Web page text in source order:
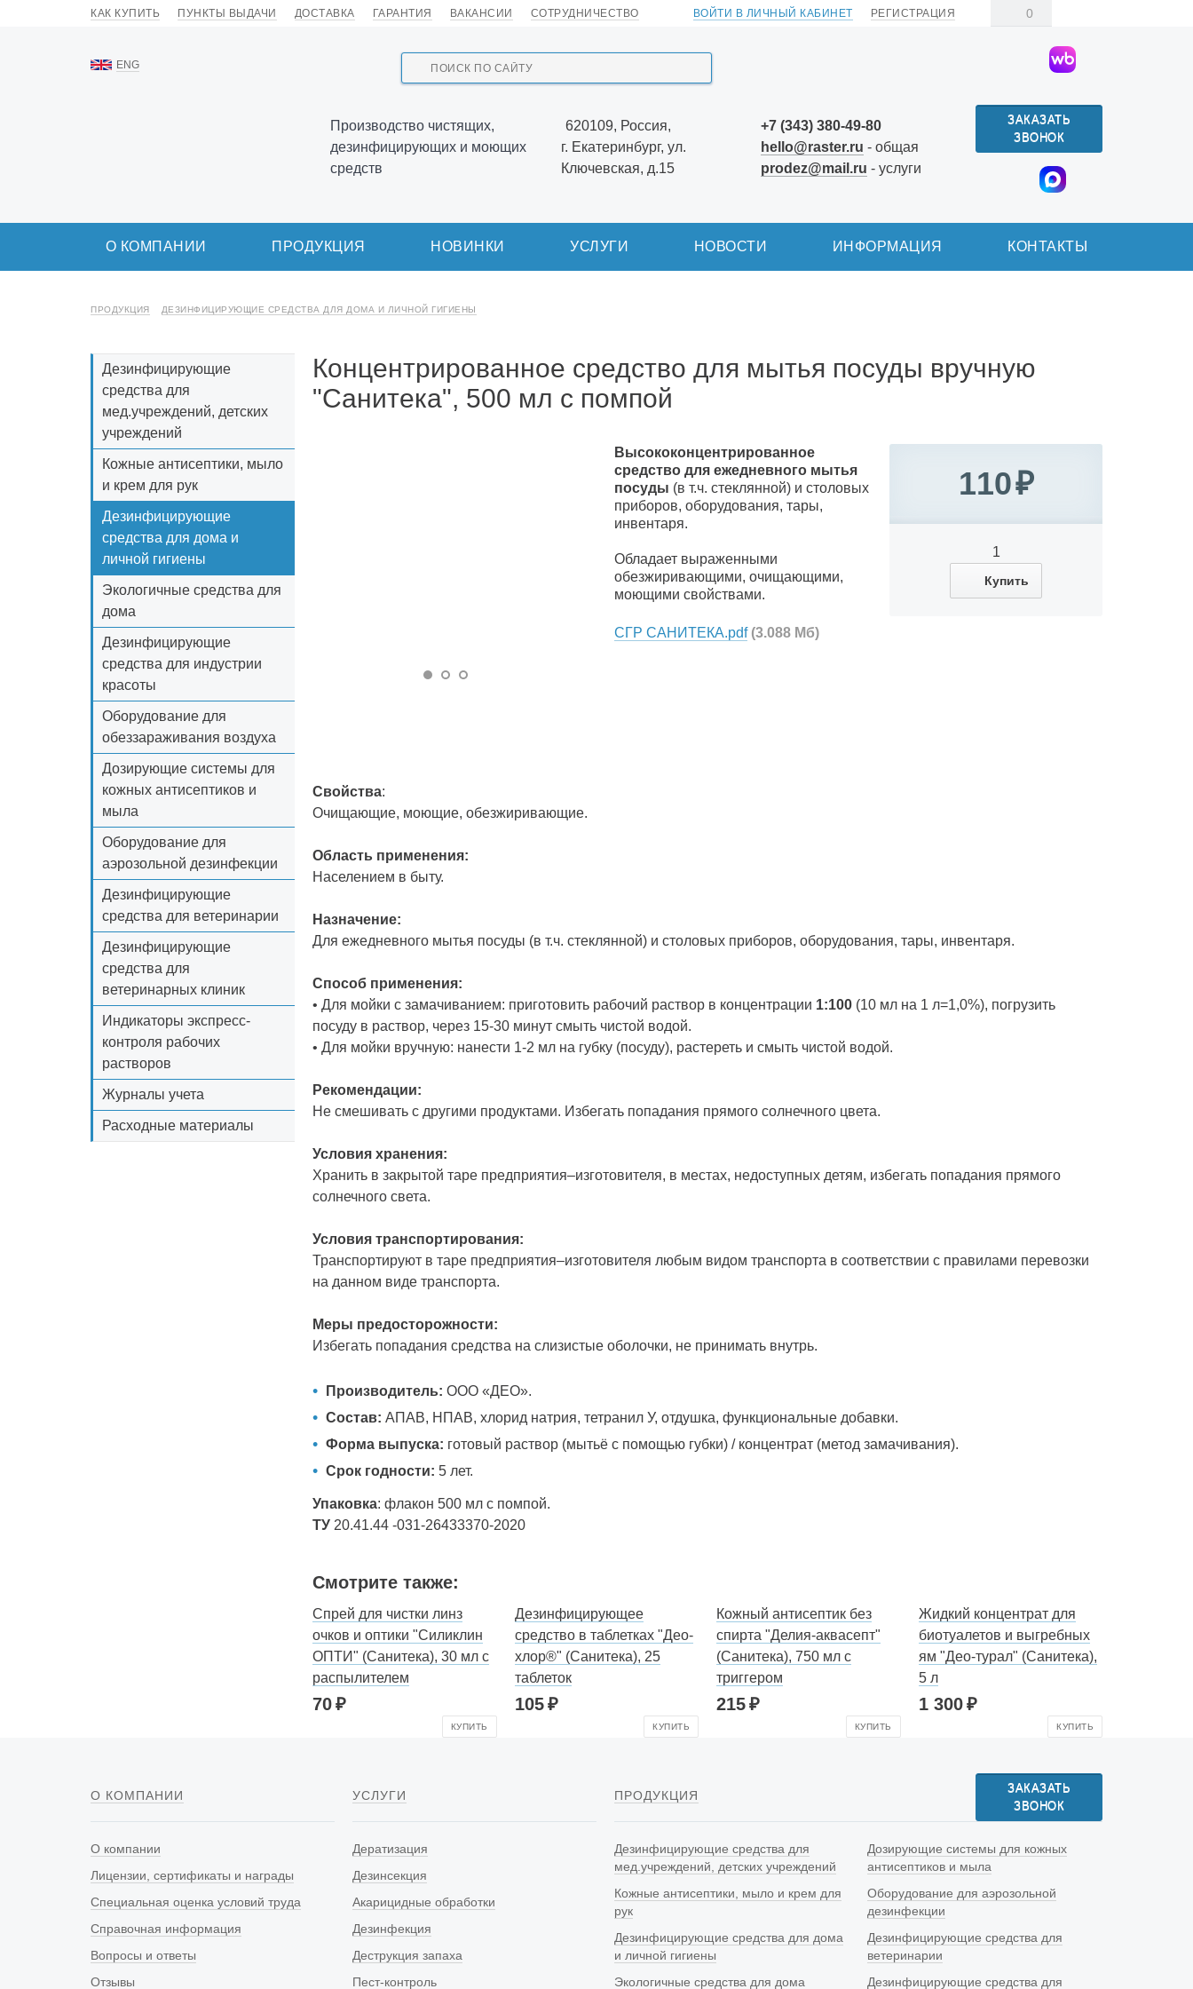
КАК КУПИТЬ ПУНКТЫ ВЫДАЧИ ДОСТАВКА ГАРАНТИЯ ВАКАНСИИ СОТРУДНИЧЕСТВО ВОЙТИ В ЛИЧНЫЙ КАБИНЕТ РЕГИСТРАЦИЯ 0
ENG
Производство чистящих,
дезинфицирующих и моющих
средств
620109, Россия,
г. Екатеринбург, ул.
Ключевская, д.15
+7 (343) 380-49-80
hello@raster.ru - общая
prodez@mail.ru - услуги
ЗАКАЗАТЬ
ЗВОНОК
О КОМПАНИИ ПРОДУКЦИЯ НОВИНКИ УСЛУГИ НОВОСТИ ИНФОРМАЦИЯ КОНТАКТЫ
ПРОДУКЦИЯ ДЕЗИНФИЦИРУЮЩИЕ СРЕДСТВА ДЛЯ ДОМА И ЛИЧНОЙ ГИГИЕНЫ
Дезинфицирующие
средства для
мед.учреждений, детских
учреждений
Кожные антисептики, мыло
и крем для рук
Дезинфицирующие
средства для дома и
личной гигиены
Экологичные средства для
дома
Дезинфицирующие
средства для индустрии
красоты
Оборудование для
обеззараживания воздуха
Дозирующие системы для
кожных антисептиков и
мыла
Оборудование для
аэрозольной дезинфекции
Дезинфицирующие
средства для ветеринарии
Дезинфицирующие
средства для
ветеринарных клиник
Индикаторы экспресс-
контроля рабочих
растворов
Журналы учета
Расходные материалы
Концентрированное средство для мытья посуды вручную
"Санитека", 500 мл с помпой
Высококонцентрированное
средство для ежедневного мытья
посуды (в т.ч. стеклянной) и столовых
приборов, оборудования, тары,
инвентаря.
Обладает выраженными
обезжиривающими, очищающими,
моющими свойствами.
СГР САНИТЕКА.pdf (3.088 Мб)
110
1
Купить
Свойства:
Очищающие, моющие, обезжиривающие.
Область применения:
Населением в быту.
Назначение:
Для ежедневного мытья посуды (в т.ч. стеклянной) и столовых приборов, оборудования, тары, инвентаря.
Способ применения:
• Для мойки с замачиванием: приготовить рабочий раствор в концентрации 1:100 (10 мл на 1 л=1,0%), погрузить
посуду в раствор, через 15-30 минут смыть чистой водой.
• Для мойки вручную: нанести 1-2 мл на губку (посуду), растереть и смыть чистой водой.
Рекомендации:
Не смешивать с другими продуктами. Избегать попадания прямого солнечного цвета.
Условия хранения:
Хранить в закрытой таре предприятия–изготовителя, в местах, недоступных детям, избегать попадания прямого
солнечного света.
Условия транспортирования:
Транспортируют в таре предприятия–изготовителя любым видом транспорта в соответствии с правилами перевозки
на данном виде транспорта.
Меры предосторожности:
Избегать попадания средства на слизистые оболочки, не принимать внутрь.
Производитель: ООО «ДЕО».
Состав: АПАВ, НПАВ, хлорид натрия, тетранил У, отдушка, функциональные добавки.
Форма выпуска: готовый раствор (мытьё с помощью губки) / концентрат (метод замачивания).
Срок годности: 5 лет.
Упаковка: флакон 500 мл с помпой.
ТУ 20.41.44 -031-26433370-2020
Смотрите также:
Спрей для чистки линз
очков и оптики "Силиклин
ОПТИ" (Санитека), 30 мл с
распылителем
70
КУПИТЬ
Дезинфицирующее
средство в таблетках "Део-
хлор®" (Санитека), 25
таблеток
105
КУПИТЬ
Кожный антисептик без
спирта "Делия-аквасепт"
(Санитека), 750 мл с
триггером
215
КУПИТЬ
Жидкий концентрат для
биотуалетов и выгребных
ям "Део-турал" (Санитека),
5 л
1 300
КУПИТЬ
О КОМПАНИИ
О компании
Лицензии, сертификаты и награды
Специальная оценка условий труда
Справочная информация
Вопросы и ответы
Отзывы
УСЛУГИ
Дератизация
Дезинсекция
Акарицидные обработки
Дезинфекция
Деструкция запаха
Пест-контроль
ПРОДУКЦИЯ
Дезинфицирующие средства для
мед.учреждений, детских учреждений
Кожные антисептики, мыло и крем для
рук
Дезинфицирующие средства для дома
и личной гигиены
Экологичные средства для дома
Дозирующие системы для кожных
антисептиков и мыла
Оборудование для аэрозольной
дезинфекции
Дезинфицирующие средства для
ветеринарии
Дезинфицирующие средства для
ЗАКАЗАТЬ
ЗВОНОК